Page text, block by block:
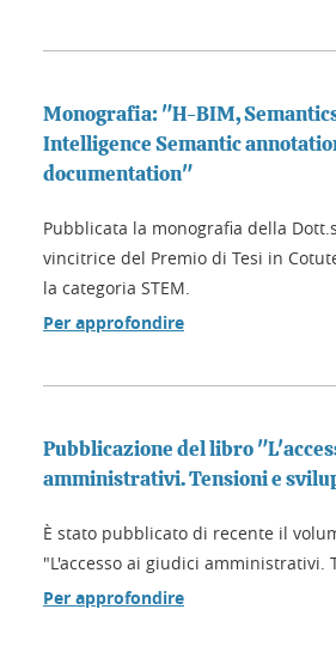
Monografia: "H-BIM,
Intelligence Semantic
documentation"
Pubblicata la monografia della
vincitrice del Premio di Tesi in
la categoria STEM.
Per approfondire
Pubblicazione del libro
amministrativi. Tensioni e
È stato pubblicato di recente il
"L'accesso ai giudici amministrativi.
Per approfondire